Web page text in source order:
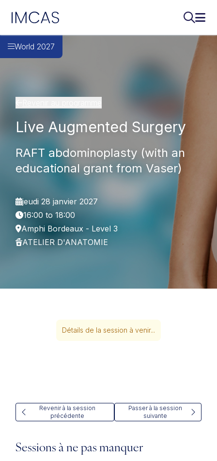
IMCAS
World 2027
Live Augmented Surgery
RAFT abdominoplasty (with an
educational grant from Vaser)
jeudi 28 janvier 2027
16:00 to 18:00
Amphi Bordeaux - Level 3
ATELIER D'ANATOMIE
Détails de la session à venir...
Revenir à la session
précédente
Passer à la session
suivante
Sessions à ne pas manquer